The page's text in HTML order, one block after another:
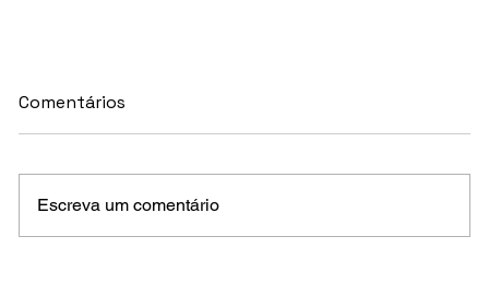
Comentários
Escreva um comentário